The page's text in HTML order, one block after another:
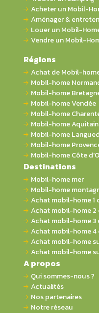
Acheter un Mobil-
Aménager &
Louer un Mobil-
Vendre un Mobil-
Régions
Achat de Mobil-
Mobil-home
Mobil-home
Mobil-home Vendée
Mobil-home
Mobil-home
Mobil-home
Mobil-home
Mobil-home Côte
Destinations
Mobil-home mer
Mobil-home
Achat mobil-home 1
Achat mobil-home 2
Achat mobil-home 3
Achat mobil-home 4
Achat mobil-home
Achat mobil-home
A propos
Qui sommes-nous ?
Actualités
Nos partenaires
Notre réseau